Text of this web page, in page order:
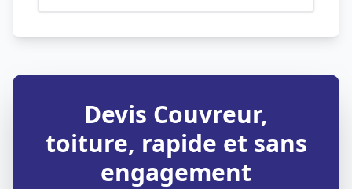
Devis Couvreur,
toiture, rapide et sans
engagement